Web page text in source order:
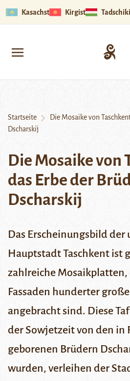
Kasachstan Kirgistan
Startseite
Die Mosaike von
Dscharskij
Die Mosaike von
das Erbe der
Dscharskij
Das Erscheinungsbild der
Hauptstadt Taschkent ist
zahlreiche Mosaikplatten,
Fassaden hunderter
angebracht sind. Diese
der Sowjetzeit von den in
geborenen Brüdern
wurden, verleihen der